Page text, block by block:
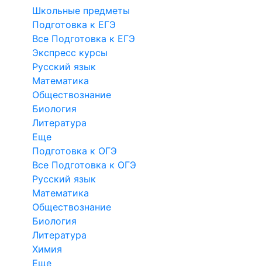
Школьные предметы
Подготовка к ЕГЭ
Все Подготовка к ЕГЭ
Экспресс курсы
Русский язык
Математика
Обществознание
Биология
Литература
Еще
Подготовка к ОГЭ
Все Подготовка к ОГЭ
Русский язык
Математика
Обществознание
Биология
Литература
Химия
Еще